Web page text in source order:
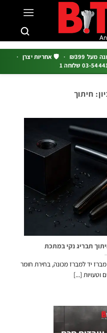
· 🛡️ אחריות יצרן ·
נקי במתכת
למברז מכונה, בחירת חומר